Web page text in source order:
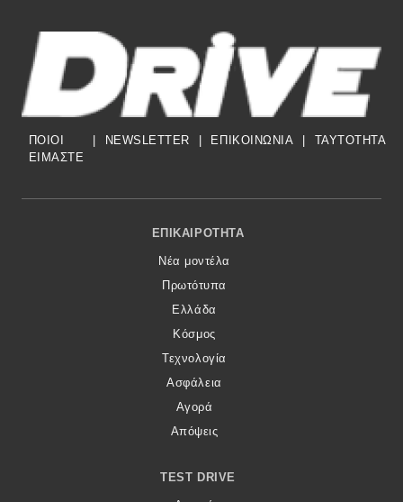
ΠΟΙΟΙ
ΕΙΜΑΣΤΕ
NEWSLETTER ΕΠΙΚΟΙΝΩΝΙΑ TAYTOTHTA
Footer Menu
ΕΠΙΚΑΙΡΌΤΗΤΑ
Νέα μοντέλα
Πρωτότυπα
Ελλάδα
Κόσμος
Τεχνολογία
Ασφάλεια
Αγορά
Απόψεις
TEST DRIVE